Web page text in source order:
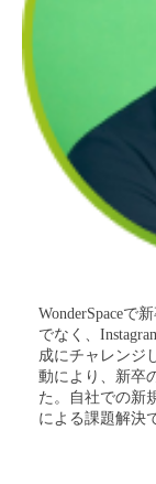
WonderSpaceで
でなく、
成にチャレンジ
動により、新卒
た。自社での新
による課題解決